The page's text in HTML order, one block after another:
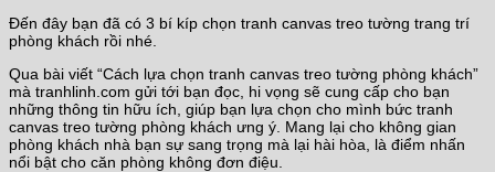
Đến đây bạn đã có 3 bí kíp chọn tranh canvas treo tường trang trí
phòng khách rồi nhé.
Qua bài viết “Cách lựa chọn tranh canvas treo tường phòng khách”
mà tranhlinh.com gửi tới bạn đọc, hi vọng sẽ cung cấp cho bạn
những thông tin hữu ích, giúp bạn lựa chọn cho mình bức tranh
canvas treo tường phòng khách ưng ý. Mang lại cho không gian
phòng khách nhà bạn sự sang trọng mà lại hài hòa, là điểm nhấn
nổi bật cho căn phòng không đơn điệu.